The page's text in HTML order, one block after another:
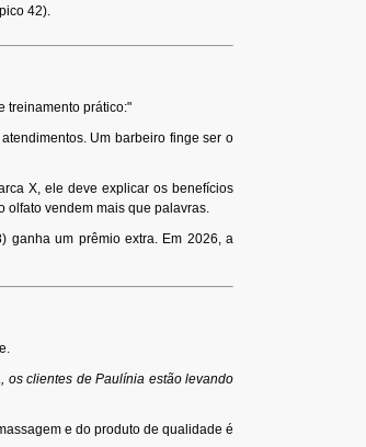
42).
treinamento prático:"
Um barbeiro finge ser o
X, ele deve explicar os benefícios
olfato vendem mais que palavras.
ganha um prêmio extra. Em 2026, a
os clientes de Paulínia estão levando
e do produto de qualidade é